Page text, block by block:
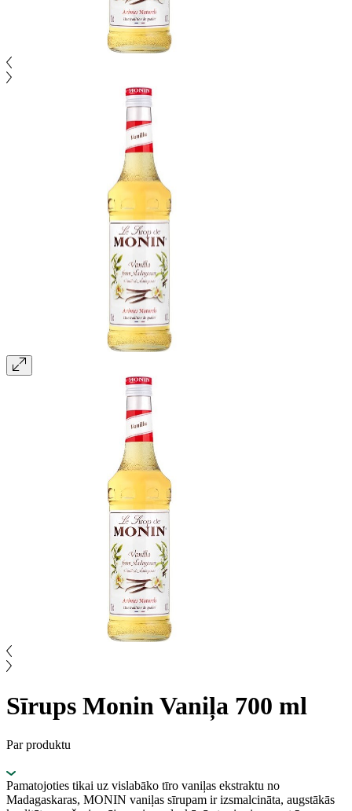
Sīrups Monin Vaniļa 700 ml
Par produktu
Pamatojoties tikai uz vislabāko tīro vaniļas ekstraktu no
Madagaskaras, MONIN vaniļas sīrupam ir izsmalcināta, augstākās